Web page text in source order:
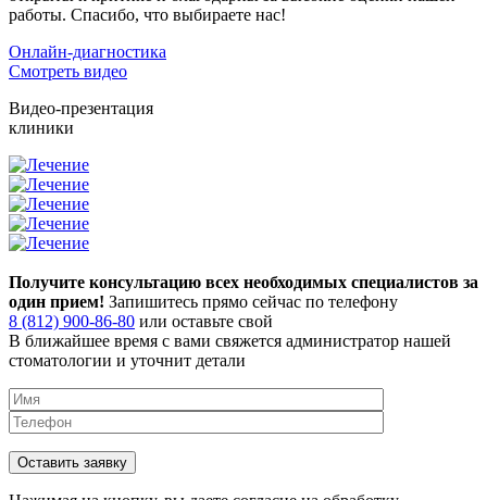
работы. Спасибо, что выбираете нас!
Онлайн-диагностика
Смотреть видео
Видео-презентация
клиники
Получите консультацию всех необходимых специалистов за
один прием! Запишитесь прямо сейчас по телефону
8 (812) 900-86-80 или оставьте свой
В ближайшее время с вами свяжется администратор нашей
стоматологии и уточнит детали